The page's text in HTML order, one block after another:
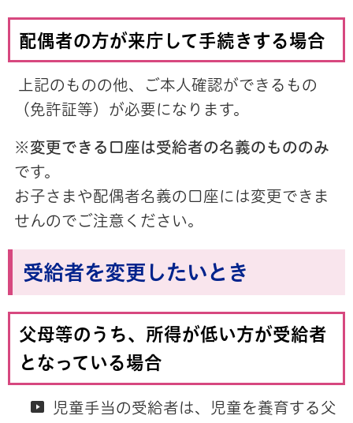
配偶者の方が来庁して手続きする場合
上記のものの他、ご本人確認ができるもの
（免許証等）が必要になります。
※変更できる口座は受給者の名義のもののみ
です。
お子さまや配偶者名義の口座には変更できま
せんのでご注意ください。
受給者を変更したいとき
父母等のうち、所得が低い方が受給者
となっている場合
児童手当の受給者は、児童を養育する父